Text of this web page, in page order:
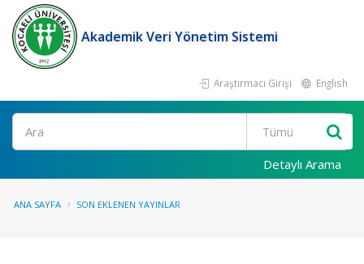
Akademik Veri Yönetim Sistemi
Araştırmacı Girişi English
Ara
Detaylı Arama
ANA SAYFA SON EKLENEN YAYINLAR